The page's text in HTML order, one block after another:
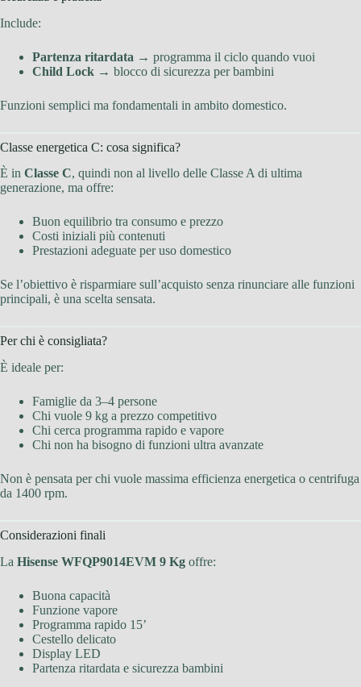
Include:
Partenza ritardata → programma il ciclo quando vuoi
Child Lock → blocco di sicurezza per bambini
Funzioni semplici ma fondamentali in ambito domestico.
Classe energetica C: cosa significa?
È in Classe C, quindi non al livello delle Classe A di ultima
generazione, ma offre:
Buon equilibrio tra consumo e prezzo
Costi iniziali più contenuti
Prestazioni adeguate per uso domestico
Se l’obiettivo è risparmiare sull’acquisto senza rinunciare alle funzioni
principali, è una scelta sensata.
Per chi è consigliata?
È ideale per:
Famiglie da 3–4 persone
Chi vuole 9 kg a prezzo competitivo
Chi cerca programma rapido e vapore
Chi non ha bisogno di funzioni ultra avanzate
Non è pensata per chi vuole massima efficienza energetica o centrifuga
da 1400 rpm.
Considerazioni finali
La Hisense WFQP9014EVM 9 Kg offre:
Buona capacità
Funzione vapore
Programma rapido 15’
Cestello delicato
Display LED
Partenza ritardata e sicurezza bambini